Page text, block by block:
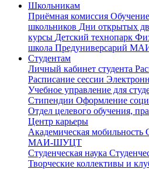
Школьникам
Приёмная комиссия
школьников Дни открытых
курсы Детский технопарк
школа Предуниверсарий
Студентам
Личный кабинет студента
Расписание сессии
Учебное управление для
Стипендии Оформление
Отдел целевого обучения,
Центр карьеры
Академическая мобильность
МАИ-ШУЦТ
Студенческая наука
Творческие коллективы и